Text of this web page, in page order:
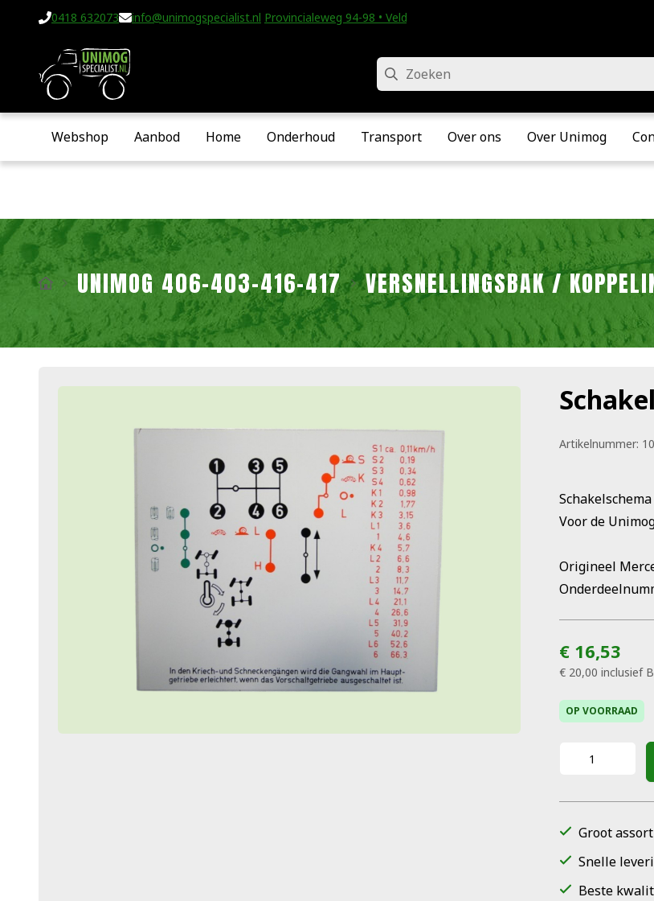
0418 632073 info@unimogspecialist.nl Provincialeweg 94-98 • Velddriel
Zoeken
Webshop Aanbod Home Onderhoud Transport Over ons Over Unimog
UNIMOG 406-403-416-417 VERSNELLINGSBAK /
Artikelnummer:
Voor de
Origineel
€ 16,53
€ 20,00 inclusief
OP VOORRAAD
Groot
Snelle
Beste